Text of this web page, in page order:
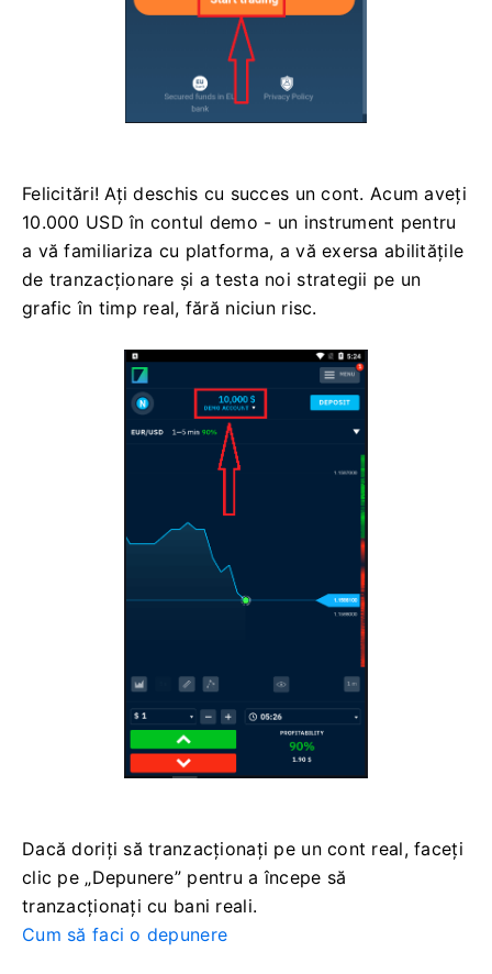
Felicitări! Ați deschis cu succes un cont. Acum aveți
10.000 USD în contul demo - un instrument pentru
a vă familiariza cu platforma, a vă exersa abilitățile
de tranzacționare și a testa noi strategii pe un
grafic în timp real, fără niciun risc.
Dacă doriți să tranzacționați pe un cont real, faceți
clic pe „Depunere” pentru a începe să
tranzacționați cu bani reali.
Cum să faci o depunere